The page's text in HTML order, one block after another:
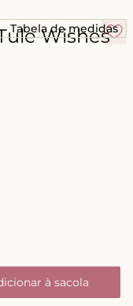
Wishes
Tabela de medidas
à sacola